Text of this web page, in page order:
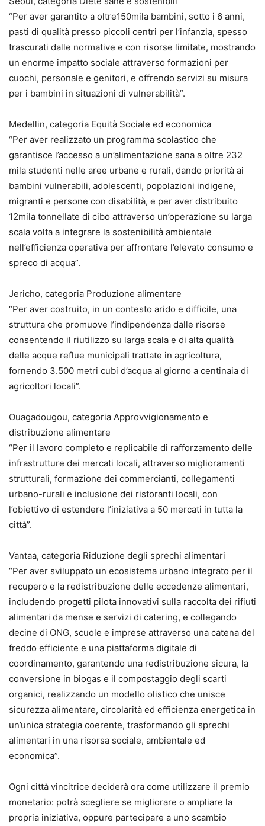
“Per aver garantito a oltre150mila bambini, sotto i 6 anni,
pasti di qualità presso piccoli centri per l’infanzia, spesso
trascurati dalle normative e con risorse limitate, mostrando
un enorme impatto sociale attraverso formazioni per
cuochi, personale e genitori, e offrendo servizi su misura
per i bambini in situazioni di vulnerabilità”.
Medellin, categoria Equità Sociale ed economica
“Per aver realizzato un programma scolastico che
garantisce l’accesso a un’alimentazione sana a oltre 232
mila studenti nelle aree urbane e rurali, dando priorità ai
bambini vulnerabili, adolescenti, popolazioni indigene,
migranti e persone con disabilità, e per aver distribuito
12mila tonnellate di cibo attraverso un’operazione su larga
scala volta a integrare la sostenibilità ambientale
nell’efficienza operativa per affrontare l’elevato consumo e
spreco di acqua”.
Jericho, categoria Produzione alimentare
“Per aver costruito, in un contesto arido e difficile, una
struttura che promuove l’indipendenza dalle risorse
consentendo il riutilizzo su larga scala e di alta qualità
delle acque reflue municipali trattate in agricoltura,
fornendo 3.500 metri cubi d’acqua al giorno a centinaia di
agricoltori locali”.
Ouagadougou, categoria Approvvigionamento e
distribuzione alimentare
“Per il lavoro completo e replicabile di rafforzamento delle
infrastrutture dei mercati locali, attraverso miglioramenti
strutturali, formazione dei commercianti, collegamenti
urbano-rurali e inclusione dei ristoranti locali, con
l’obiettivo di estendere l’iniziativa a 50 mercati in tutta la
città”.
Vantaa, categoria Riduzione degli sprechi alimentari
“Per aver sviluppato un ecosistema urbano integrato per il
recupero e la redistribuzione delle eccedenze alimentari,
includendo progetti pilota innovativi sulla raccolta dei rifiuti
alimentari da mense e servizi di catering, e collegando
decine di ONG, scuole e imprese attraverso una catena del
freddo efficiente e una piattaforma digitale di
coordinamento, garantendo una redistribuzione sicura, la
conversione in biogas e il compostaggio degli scarti
organici, realizzando un modello olistico che unisce
sicurezza alimentare, circolarità ed efficienza energetica in
un’unica strategia coerente, trasformando gli sprechi
alimentari in una risorsa sociale, ambientale ed
economica”.
Ogni città vincitrice deciderà ora come utilizzare il premio
monetario: potrà scegliere se migliorare o ampliare la
propria iniziativa, oppure partecipare a uno scambio